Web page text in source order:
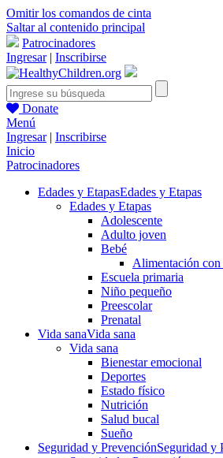
Omitir los comandos de cinta
Saltar al contenido principal
Patrocinadores
Ingresar| Inscribirse
Donate
Menú
Ingresar| Inscribirse
Inicio
Patrocinadores
Edades y EtapasEdades y Etapas
Edades y Etapas
Adolescente
Adulto joven
Bebé
Alimentación
Escuela primaria
Niño pequeño
Preescolar
Prenatal
Vida sanaVida sana
Vida sana
Bienestar emocional
Deportes
Estado físico
Nutrición
Salud bucal
Sueño
Seguridad y PrevenciónSeguridad y